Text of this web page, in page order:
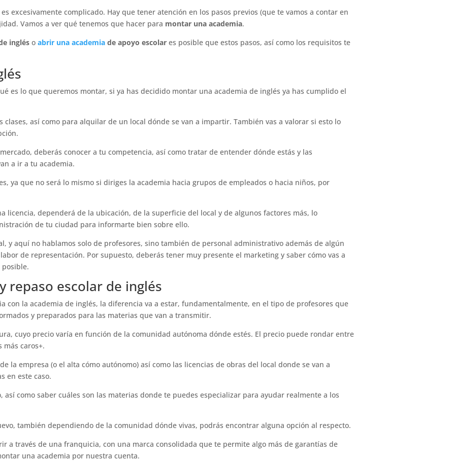
excesivamente complicado. Hay que tener atención en los pasos previos (que te vamos a contar en
Vamos a ver qué tenemos que hacer para montar una academia.
inglés oabrir una academia de apoyo escolar es posible que estos pasos, así como los requisitos te
es lo que queremos montar, si ya has decidido montar una academia de inglés ya has cumplido el
así como para alquilar de un local dónde se van a impartir. También vas a valorar si esto lo
deberás conocer a tu competencia, así como tratar de entender dónde estás y las
a ir a tu academia.
ya que no será lo mismo si diriges la academia hacia grupos de empleados o hacia niños, por
licencia, dependerá de la ubicación, de la superficie del local y de algunos factores más, lo
de tu ciudad para informarte bien sobre ello.
y aquí no hablamos solo de profesores, sino también de personal administrativo además de algún
de representación. Por supuesto, deberás tener muy presente el marketing y saber cómo vas a
posible.
repaso escolar de inglés
con la academia de inglés, la diferencia va a estar, fundamentalmente, en el tipo de profesores que
y preparados para las materias que van a transmitir.
cuyo precio varía en función de la comunidad autónoma dónde estés. El precio puede rondar entre
más caros+.
la empresa (o el alta cómo autónomo) así como las licencias de obras del local donde se van a
en este caso.
como saber cuáles son las materias donde te puedes especializar para ayudar realmente a los
también dependiendo de la comunidad dónde vivas, podrás encontrar alguna opción al respecto.
a través de una franquicia, con una marca consolidada que te permite algo más de garantías de
una academia por nuestra cuenta.